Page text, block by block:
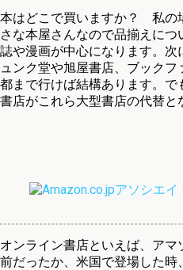
本はどこで買いますか？ 私の
さな本屋さんなので品揃えに
誌や漫画が中心になります。
ュンク堂や旭屋書店、ブック
都まで行けば結構あります。
書店がこれら大型書店の代替と
オンライン書店といえば、ア
前だったか、米国で登場した